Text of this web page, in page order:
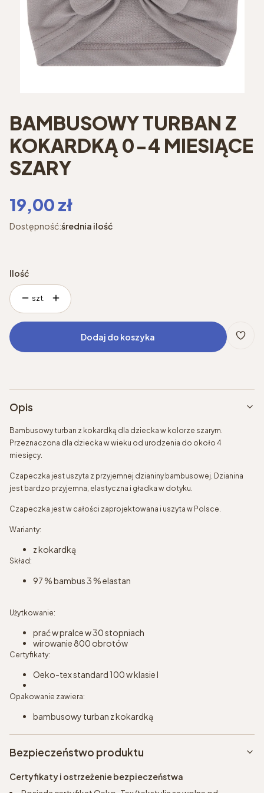
BAMBUSOWY TURBAN Z
KOKARDKĄ 0-4 MIESIĄCE
SZARY
Cena
19,00 zł
Dostępność:średnia ilość
Ilość
szt.
Dodaj do koszyka
Opis
Bambusowy turban z kokardką dla dziecka w kolorze szarym.
Przeznaczona dla dziecka w wieku od urodzenia do około 4
miesięcy.
Czapeczka jest uszyta z przyjemnej dzianiny bambusowej. Dzianina
jest bardzo przyjemna, elastyczna i gładka w dotyku.
Czapeczka jest w całości zaprojektowana i uszyta w Polsce.
Warianty:
z kokardką
Skład:
97 % bambus 3 % elastan
Użytkowanie:
prać w pralce w 30 stopniach
wirowanie 800 obrotów
Certyfikaty:
Oeko-tex standard 100 w klasie I
Opakowanie zawiera:
bambusowy turban z kokardką
Bezpieczeństwo produktu
Certyfikaty i ostrzeżenie bezpieczeństwa